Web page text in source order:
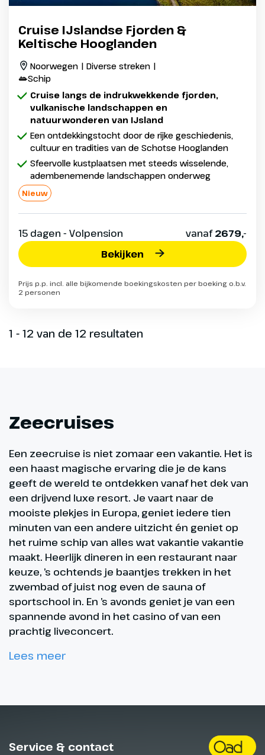
Cruise IJslandse Fjorden &
Keltische Hooglanden
Noorwegen | Diverse streken |
Schip
Cruise langs de indrukwekkende fjorden,
vulkanische landschappen en
natuurwonderen van IJsland
Een ontdekkingstocht door de rijke geschiedenis,
cultuur en tradities van de Schotse Hooglanden
Sfeervolle kustplaatsen met steeds wisselende,
adembenemende landschappen onderweg
Nieuw
15 dagen - Volpension vanaf2679,-
Bekijken
Prijs p.p. incl. alle bijkomende boekingskosten per boeking o.b.v.
2 personen
1 - 12 van de 12 resultaten
Zeecruises
Een zeecruise is niet zomaar een vakantie. Het is
een haast magische ervaring die je de kans
geeft de wereld te ontdekken vanaf het dek van
een drijvend luxe resort. Je vaart naar de
mooiste plekjes in Europa, geniet iedere tien
minuten van een andere uitzicht én geniet op
het ruime schip van alles wat vakantie vakantie
maakt. Heerlijk dineren in een restaurant naar
keuze, ’s ochtends je baantjes trekken in het
zwembad of juist nog even de sauna of
sportschool in. En ’s avonds geniet je van een
spannende avond in het casino of van een
prachtig liveconcert.
Lees meer
Service & contact